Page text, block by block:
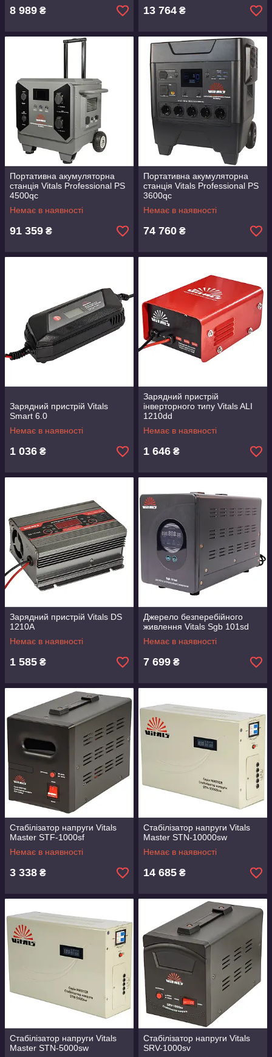
8 989 ₴ 13 764 ₴
Портативна акумуляторна
станція Vitals Professional PS
4500qc
Немає в наявності
91 359 ₴
Портативна акумуляторна
станція Vitals Professional PS
3600qc
Немає в наявності
74 760 ₴
Зарядний пристрій Vitals
Smart 6.0
Немає в наявності
1 036 ₴
Зарядний пристрій
інверторного типу Vitals ALI
1210dd
Немає в наявності
1 646 ₴
Зарядний пристрій Vitals DS
1210A
Немає в наявності
1 585 ₴
Джерело безперебійного
живлення Vitals Sgb 101sd
Немає в наявності
7 699 ₴
Стабілізатор напруги Vitals
Master STF-1000sf
Немає в наявності
3 338 ₴
Стабілізатор напруги Vitals
Master STN-10000sw
Немає в наявності
14 685 ₴
Стабілізатор напруги Vitals
Master STN-5000sw
Стабілізатор напруги Vitals
SRV-1000sv